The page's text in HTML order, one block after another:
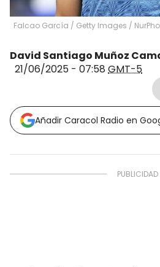
Falcao García / Getty Images /
David Santiago Muñoz
21/06/2025 - 07:58 GMT-5
Añadir Caracol Radio en